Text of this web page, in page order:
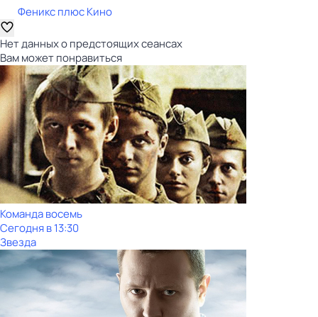
Феникс плюс Кино
Нет данных о предстоящих сеансах
Вам может понравиться
Команда восемь
Сегодня в 13:30
Звезда